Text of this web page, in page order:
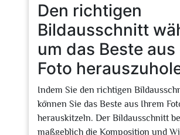
Den richtigen
Bildausschnitt
um das Beste aus
Foto
Indem Sie den richtigen
können Sie das Beste aus Ihrem
herauskitzeln. Der Bildausschnitt
maßgeblich die Komposition und